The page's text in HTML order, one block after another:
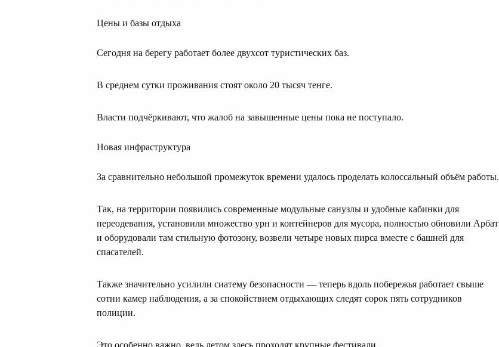
Цены и базы отдыха
Сегодня на берегу работает более двухсот туристических баз.
В среднем сутки проживания стоят около 20 тысяч тенге.
Власти подчёркивают, что жалоб на завышенные цены пока не поступало.
Новая инфраструктура
За сравнительно небольшой промежуток времени удалось проделать колоссальный объём работы.
Так, на территории появились современные модульные санузлы и удобные кабинки для
переодевания, установили множество урн и контейнеров для мусора, полностью обновили Арбат
и оборудовали там стильную фотозону, возвели четыре новых пирса вместе с башней для
спасателей.
Также значительно усилили сиатему безопасности — теперь вдоль побережья работает свыше
сотни камер наблюдения, а за спокойствием отдыхающих следят сорок пять сотрудников
полиции.
Это особенно важно, ведь летом здесь проходят крупные фестивали.